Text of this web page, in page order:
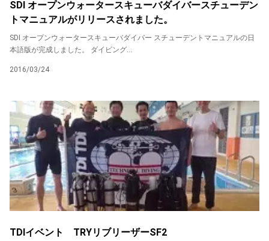
SDI オープンウォータースキューバダイバースチューデン
トマニュアルがリリースされました。
SDI オープンウォータースキューバダイバー スチューデントマニュアルの日
本語版が完成しました。 ダイビング...
2016/03/24
TDIイベント TRYリブリーザーSF2